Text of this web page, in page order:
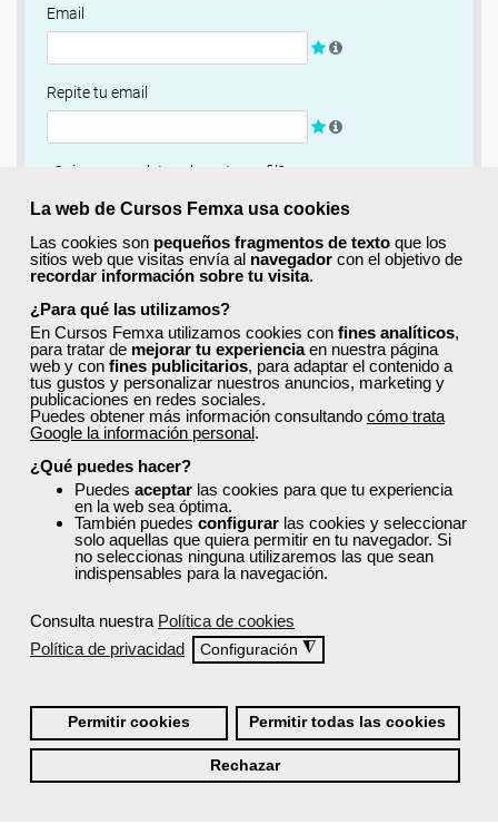
La web de Cursos Femxa usa cookies
Las cookies son pequeños fragmentos de texto que los
sitios web que visitas envía al navegador con el objetivo de
recordar información sobre tu visita.
¿Para qué las utilizamos?
En Cursos Femxa utilizamos cookies con fines analíticos,
para tratar de mejorar tu experienciaen nuestra página
web y con fines publicitarios, para adaptar el contenido a
tus gustos y personalizar nuestros anuncios, marketing y
publicaciones en redes sociales.
Puedes obtener más información consultando cómo trata
Google la información personal.
¿Qué puedes hacer?
Puedes aceptar las cookies para que tu experiencia
en la web sea óptima.
También puedes configurar las cookies y seleccionar
solo aquellas que quiera permitir en tu navegador. Si
no seleccionas ninguna utilizaremos las que sean
indispensables para la navegación.
Consulta nuestra Política de cookies
Política de privacidad
Configuración ◮
Permitir cookies Permitir todas las cookies
Rechazar
Email
Repite tu email
¿Quieres completar ahora tu perfil?
Si
No, completaré mi perfil más adelante
Newsletter
Si, quiero recibir información sobre cursos, ofertas
exclusivas y recursos para el aprendizaje.
Términos y condiciones
He leído y acepto la Política de Privacidad
Registrarse
Quiénes Somos:
Especialistas en consultoría y formación para el empleo
Nuestro objetivo diario es, única y exclusivamente, ayudarte a
conseguir tus metas profesionales ofreciéndote los mejores